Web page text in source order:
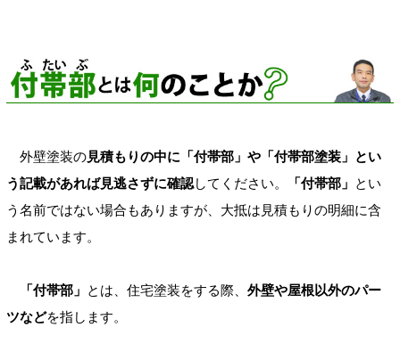
外壁塗装の見積もりの中に「付帯部」や「付帯部塗装」とい
う記載があれば見逃さずに確認してください。 「付帯部」 とい
う名前ではない場合もありますが、大抵は見積もりの明細に含
まれています。
「付帯部」 とは、住宅塗装をする際、 外壁や屋根以外のパー
ツなどを指します。